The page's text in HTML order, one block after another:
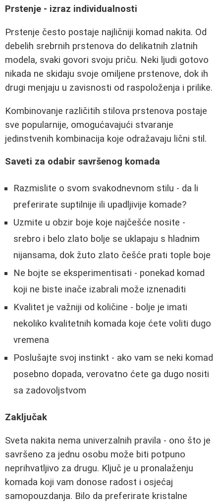
Prstenje - izraz individualnosti
Prstenje često postaje najličniji komad nakita. Od
debelih srebrnih prstenova do delikatnih zlatnih
modela, svaki govori svoju priču. Neki ljudi gotovo
nikada ne skidaju svoje omiljene prstenove, dok ih
drugi menjaju u zavisnosti od raspoloženja i prilike.
Kombinovanje različitih stilova prstenova postaje
sve popularnije, omogućavajući stvaranje
jedinstvenih kombinacija koje odražavaju lični stil.
Saveti za odabir savršenog komada
Razmislite o svom svakodnevnom stilu - da li
preferirate suptilnije ili upadljivije komade?
Uzmite u obzir boje koje najčešće nosite -
srebro i belo zlato bolje se uklapaju s hladnim
nijansama, dok žuto zlato češće prati tople boje
Ne bojte se eksperimentisati - ponekad komad
koji ne biste inače izabrali može iznenaditi
Kvalitet je važniji od količine - bolje je imati
nekoliko kvalitetnih komada koje ćete voliti dugo
vremena
Poslušajte svoj instinkt - ako vam se neki komad
posebno dopada, verovatno ćete ga dugo nositi
sa zadovoljstvom
Zaključak
Sveta nakita nema univerzalnih pravila - ono što je
savršeno za jednu osobu može biti potpuno
neprihvatljivo za drugu. Ključ je u pronalaženju
komada koji vam donose radost i osjećaj
samopouzdanja. Bilo da preferirate kristalne